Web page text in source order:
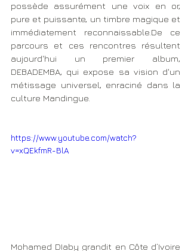
possède assurément une voix en or,
pure et puissante, un timbre magique et
immédiatement reconnaissable.De ce
parcours et ces rencontres résultent
aujourd'hui un premier album,
DEBADEMBA, qui expose sa vision d'un
métissage universel, enraciné dans la
culture Mandingue.
https://www.youtube.com/watch?
v=xQEkfmR-BlA
Mohamed DIaby grandit en Côte d’Ivoire